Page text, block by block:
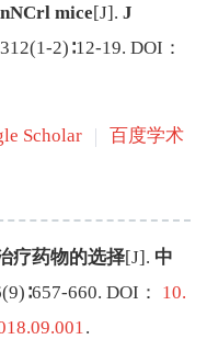
mice[J]. J
312(1-2)∶12-19. DOI：
Scholar 百度学术
疗药物的选择[J] . 中
(9)∶657-660. DOI： 10.
.